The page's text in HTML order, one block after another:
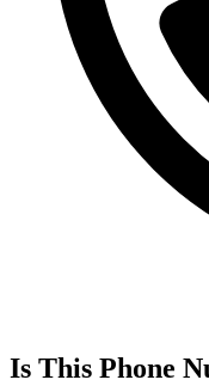
Is This Phone